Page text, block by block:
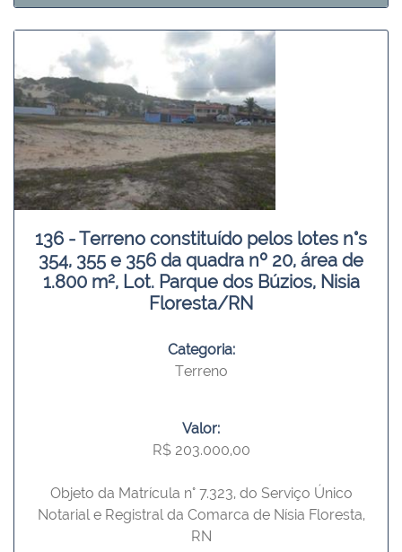
136 - Terreno constituído pelos lotes n°s
354, 355 e 356 da quadra nº 20, área de
1.800 m², Lot. Parque dos Búzios, Nisia
Floresta/RN
Categoria:
Terreno
Valor:
R$ 203.000,00
Objeto da Matrícula n° 7.323, do Serviço Único
Notarial e Registral da Comarca de Nísia Floresta,
RN